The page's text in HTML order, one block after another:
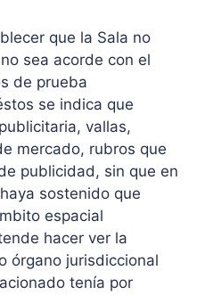
que la Sala no
sea acorde con el
de prueba
se indica que
vallas,
mercado, rubros que
publicidad, sin que en
sostenido que
espacial
hacer ver la
órgano jurisdiccional
tenía por